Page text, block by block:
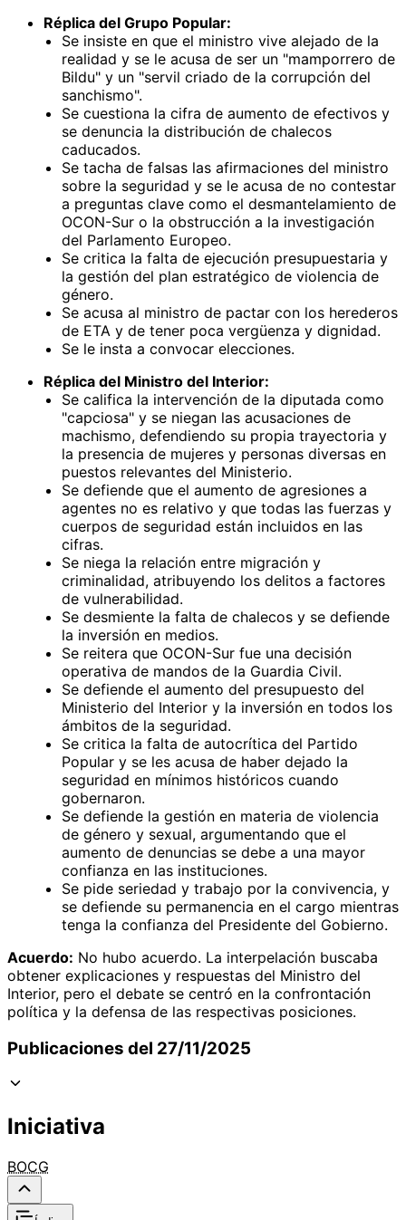
Réplica del Grupo Popular:
Se insiste en que el ministro vive alejado de la
realidad y se le acusa de ser un "mamporrero de
Bildu" y un "servil criado de la corrupción del
sanchismo".
Se cuestiona la cifra de aumento de efectivos y
se denuncia la distribución de chalecos
caducados.
Se tacha de falsas las afirmaciones del ministro
sobre la seguridad y se le acusa de no contestar
a preguntas clave como el desmantelamiento de
OCON-Sur o la obstrucción a la investigación
del Parlamento Europeo.
Se critica la falta de ejecución presupuestaria y
la gestión del plan estratégico de violencia de
género.
Se acusa al ministro de pactar con los herederos
de ETA y de tener poca vergüenza y dignidad.
Se le insta a convocar elecciones.
Réplica del Ministro del Interior:
Se califica la intervención de la diputada como
"capciosa" y se niegan las acusaciones de
machismo, defendiendo su propia trayectoria y
la presencia de mujeres y personas diversas en
puestos relevantes del Ministerio.
Se defiende que el aumento de agresiones a
agentes no es relativo y que todas las fuerzas y
cuerpos de seguridad están incluidos en las
cifras.
Se niega la relación entre migración y
criminalidad, atribuyendo los delitos a factores
de vulnerabilidad.
Se desmiente la falta de chalecos y se defiende
la inversión en medios.
Se reitera que OCON-Sur fue una decisión
operativa de mandos de la Guardia Civil.
Se defiende el aumento del presupuesto del
Ministerio del Interior y la inversión en todos los
ámbitos de la seguridad.
Se critica la falta de autocrítica del Partido
Popular y se les acusa de haber dejado la
seguridad en mínimos históricos cuando
gobernaron.
Se defiende la gestión en materia de violencia
de género y sexual, argumentando que el
aumento de denuncias se debe a una mayor
confianza en las instituciones.
Se pide seriedad y trabajo por la convivencia, y
se defiende su permanencia en el cargo mientras
tenga la confianza del Presidente del Gobierno.
Acuerdo: No hubo acuerdo. La interpelación buscaba
obtener explicaciones y respuestas del Ministro del
Interior, pero el debate se centró en la confrontación
política y la defensa de las respectivas posiciones.
Publicaciones del 27/11/2025
Iniciativa
BOCG